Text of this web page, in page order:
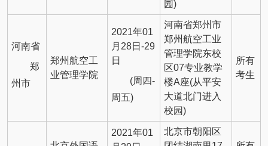
园)
河南省
郑
州市
郑州航空工
业管理学院
2021年01
月28日-29
日
(周四-
周五)
河南省郑州市
郑州航空工业
管理学院东校
区07专业教学
楼A座(从平安
大道北门进入
校园)
所有
考生
2021年01
北京市朝阳区